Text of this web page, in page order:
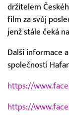
držitelem
film za svůj
jenž stále čeká
Další informace
společnosti
https://
https://